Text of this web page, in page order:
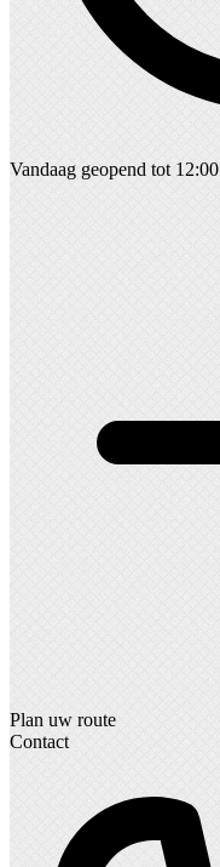
Vandaag geopend tot 12:00
Plan uw route
Contact